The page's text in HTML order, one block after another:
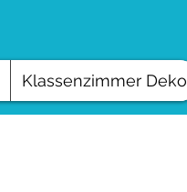
Klassenzimmer Deko